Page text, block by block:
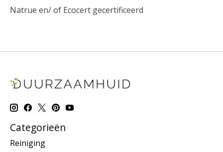
Natrue en/ of Ecocert gecertificeerd
Categorieën
Reiniging